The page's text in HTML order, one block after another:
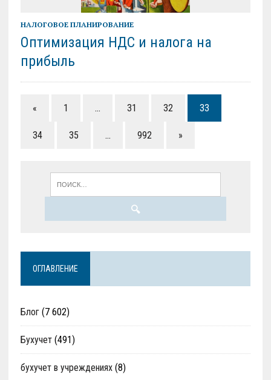
НАЛОГОВОЕ ПЛАНИРОВАНИЕ
Оптимизация НДС и налога на
прибыль
« 1 … 31 32 33
34 35 … 992 »
ОГЛАВЛЕНИЕ
Блог(7 602)
Бухучет(491)
бухучет в учреждениях(8)